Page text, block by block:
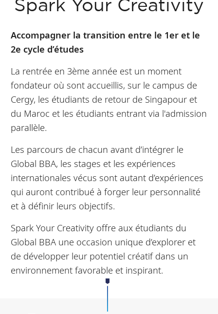
Spark Your Creativity
Accompagner la transition entre le 1er et le
2e cycle d’études
La rentrée en 3ème année est un moment
fondateur où sont accueillis, sur le campus de
Cergy, les étudiants de retour de Singapour et
du Maroc et les étudiants entrant via l'admission
parallèle.
Les parcours de chacun avant d’intégrer le
Global BBA, les stages et les expériences
internationales vécus sont autant d’expériences
qui auront contribué à forger leur personnalité
et à définir leurs objectifs.
Spark Your Creativity offre aux étudiants du
Global BBA une occasion unique d’explorer et
de développer leur potentiel créatif dans un
environnement favorable et inspirant.